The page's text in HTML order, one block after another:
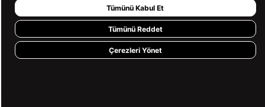
KVKK ve GİZLİLİK
BİZİ TAKİP ET
Tümünü Kabul Et
Tümünü Reddet
Çerezleri Yönet